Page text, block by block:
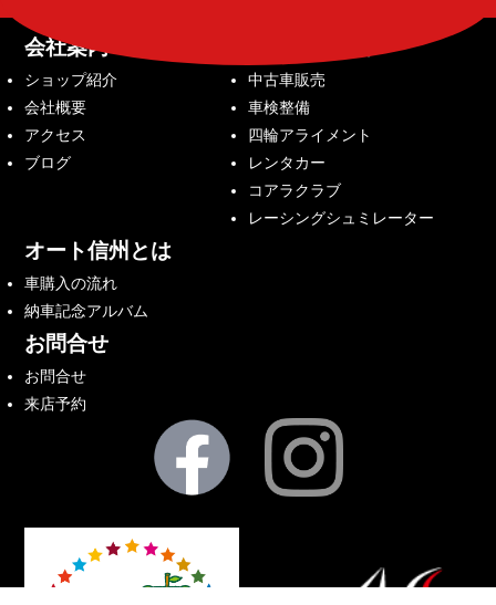
会社案内
ショップ紹介
会社概要
アクセス
ブログ
中古車販売
車検整備
四輪アライメント
レンタカー
コアラクラブ
レーシングシュミレーター
オート信州とは
車購入の流れ
納車記念アルバム
お問合せ
お問合せ
来店予約